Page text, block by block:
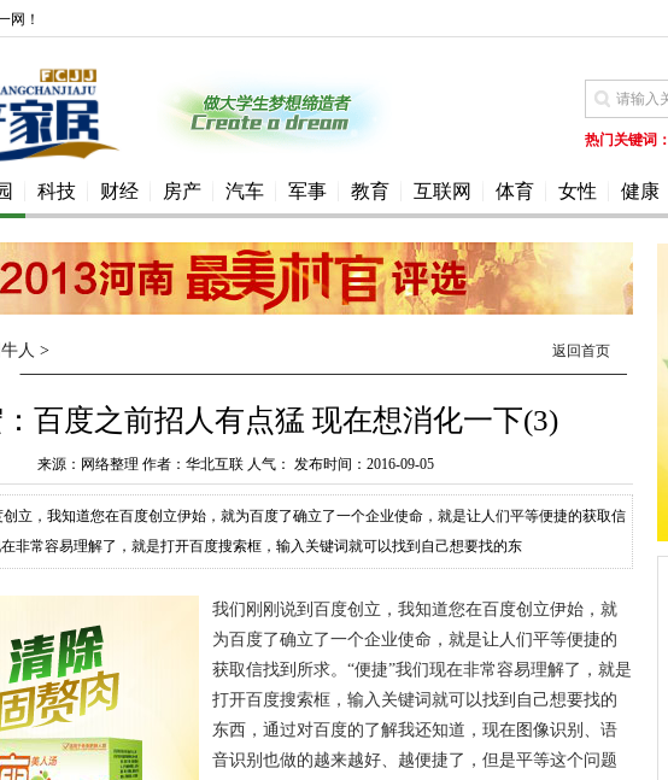
网！
热门关键词：
科技 财经 房产 汽车 军事 教育 互联网 体育 女性 健康
人 > 返回首页
百度之前招人有点猛 现在想消化一下(3)
来源：网络整理 作者：华北互联 人气： 发布时间：2016-09-05
立，我知道您在百度创立伊始，就为百度了确立了一个企业使命，就是让人们平等便捷的获取信
非常容易理解了，就是打开百度搜索框，输入关键词就可以找到自己想要找的东
我们刚刚说到百度创立，我知道您在百度创立伊始，就
为百度了确立了一个企业使命，就是让人们平等便捷的
获取信找到所求。“便捷”我们现在非常容易理解了，就是
打开百度搜索框，输入关键词就可以找到自己想要找的
东西，通过对百度的了解我还知道，现在图像识别、语
音识别也做的越来越好、越便捷了，但是平等这个问题